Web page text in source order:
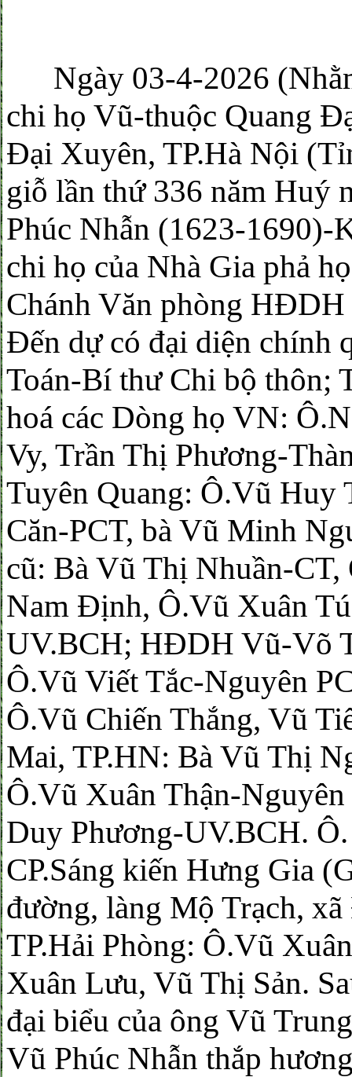
Ngày 03-4-2026
chi họ Vũ-thuộc Quang
Đại Xuyên, TP.Hà Nội
giỗ lần thứ 336 năm Huý
Phúc Nhẫn (1623-
chi họ của Nhà Gia phả
Chánh Văn phòng
Đến dự có đại diện chính
Toán-Bí thư Chi bộ thôn;
hoá các Dòng họ VN:
Vy, Trần Thị Phương-
Tuyên Quang: Ô.Vũ Huy
Căn-PCT, bà Vũ Minh
cũ: Bà Vũ Thị Nhuần-
Nam Định, Ô.Vũ Xuân
UV.BCH; HĐDH Vũ-Võ
Ô.Vũ Viết Tắc-Nguyên
Ô.Vũ Chiến Thắng, Vũ
Mai, TP.HN: Bà Vũ Thị
Ô.Vũ Xuân Thận-
Duy Phương-UV.BCH.
CP.Sáng kiến Hưng Gia
đường, làng Mộ Trạch,
TP.Hải Phòng: Ô.Vũ
Xuân Lưu, Vũ Thị Sản.
đại biểu của ông Vũ
Vũ Phúc Nhẫn thắp